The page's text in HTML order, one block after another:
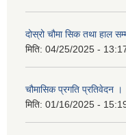
दोस्रो चौमा सिक तथा हाल
मिति: 04/25/2025 -
चौमासिक प्रगति प्रतिवेदन ।
मिति: 01/16/2025 -